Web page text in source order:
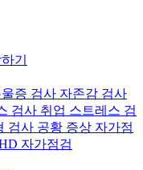
기
증 검사 자존감 검사
검사 취업 스트레스 검
검사 공황 증상 자가점
자가점검